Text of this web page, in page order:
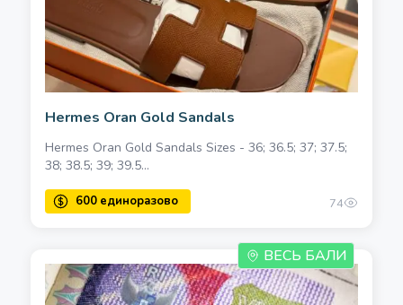
Hermes Oran Gold Sandals
Hermes Oran Gold Sandals Sizes - 36; 36.5; 37; 37.5;
38; 38.5; 39; 39.5...
74
ВЕСЬ БАЛИ